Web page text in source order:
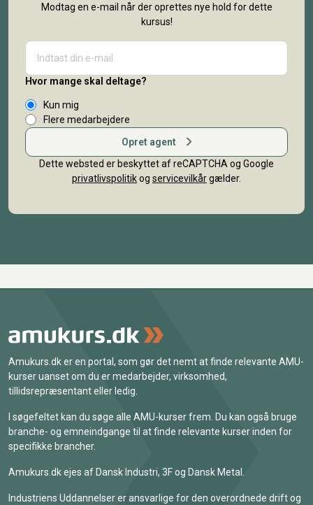
Modtag en e-mail når der oprettes nye hold for dette
kursus!
Hvor mange skal deltage?
Kun mig
Flere medarbejdere
Opret agent
Dette websted er beskyttet af reCAPTCHA og Google
privatlivspolitikog servicevilkårgælder.
Amukurs.dk er en portal, som gør det nemt at finde relevante AMU-
kurser uanset om du er medarbejder, virksomhed,
tillidsrepræsentant eller ledig.
I søgefeltet kan du søge alle AMU-kurser frem. Du kan også bruge
branche- og emneindgange til at finde relevante kurser inden for
specifikke brancher.
Amukurs.dk ejes af Dansk Industri, 3F og Dansk Metal.
Industriens Uddannelser er ansvarlige for den overordnede drift og